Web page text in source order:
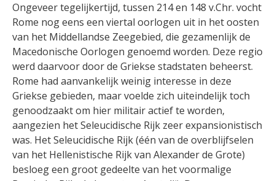
Ongeveer tegelijkertijd, tussen 214 en 148 v.Chr. vocht
Rome nog eens een viertal oorlogen uit in het oosten
van het Middellandse Zeegebied, die gezamenlijk de
Macedonische Oorlogen genoemd worden. Deze regio
werd daarvoor door de Griekse stadstaten beheerst.
Rome had aanvankelijk weinig interesse in deze
Griekse gebieden, maar voelde zich uiteindelijk toch
genoodzaakt om hier militair actief te worden,
aangezien het Seleucidische Rijk zeer expansionistisch
was. Het Seleucidische Rijk (één van de overblijfselen
van het Hellenistische Rijk van Alexander de Grote)
besloeg een groot gedeelte van het voormalige